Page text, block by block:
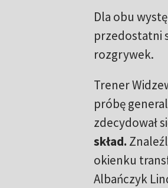
Dla obu
przedostatni
rozgrywek.
Trener
próbę
zdecydował
skład.
okienku
Albańczyk